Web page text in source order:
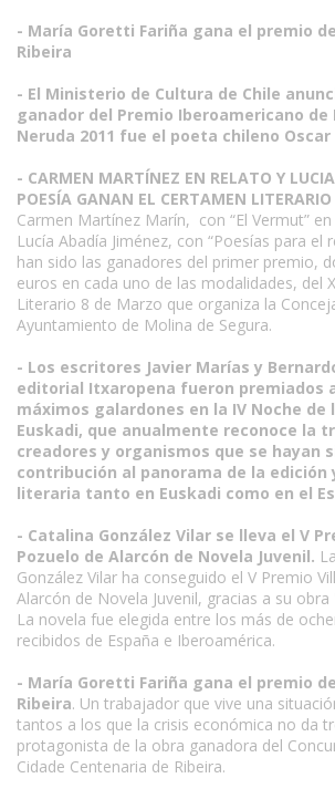
- María Goretti Fariña gana el premio
Ribeira
- El Ministerio de Cultura de Chile
ganador del Premio Iberoamericano de
Neruda 2011 fue el poeta chileno Oscar
- CARMEN MARTÍNEZ EN RELATO Y
POESÍA GANAN EL CERTAMEN
Carmen Martínez Marín, con “El Vermut”
Lucía Abadía Jiménez, con “Poesías para el
han sido las ganadores del primer premio,
euros en cada uno de las modalidades, del
Literario 8 de Marzo que organiza la
Ayuntamiento de Molina de Segura.
- Los escritores Javier Marías y
editorial Itxaropena fueron premiados
máximos galardones en la IV Noche de
Euskadi, que anualmente reconoce la
creadores y organismos que se hayan
contribución al panorama de la edición
literaria tanto en Euskadi como en el
- Catalina González Vilar se lleva el V
Pozuelo de Alarcón de Novela Juvenil.
González Vilar ha conseguido el V Premio
Alarcón de Novela Juvenil, gracias a su
La novela fue elegida entre los más de
recibidos de España e Iberoamérica.
- María Goretti Fariña gana el premio
Ribeira. Un trabajador que vive una
tantos a los que la crisis económica no da
protagonista de la obra ganadora del
Cidade Centenaria de Ribeira.